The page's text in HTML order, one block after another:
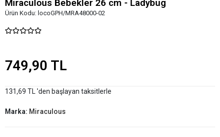
Miraculous Bebekler 26 cm - Ladybug
Ürün Kodu: locoGPH/MRA48000-02
749,90 TL
131,69 TL 'den başlayan taksitlerle
Marka: Miraculous